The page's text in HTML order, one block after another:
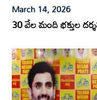
March 14, 2026
30 వేల మంది భక్తుల